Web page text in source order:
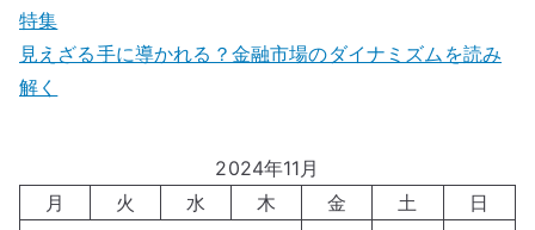
特集
見えざる手に導かれる？金融市場のダイナミズムを読み
解く
2024年11月
月
火 水 木 金 土
日